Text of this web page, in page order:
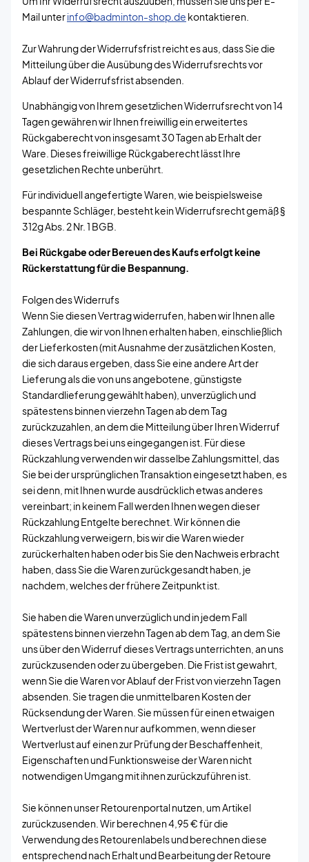
Mail unterinfo@badminton-shop.de kontaktieren.
Zur Wahrung der Widerrufsfrist reicht es aus, dass Sie die
Mitteilung über die Ausübung des Widerrufsrechts vor
Ablauf der Widerrufsfrist absenden.
Unabhängig von Ihrem gesetzlichen Widerrufsrecht von 14
Tagen gewähren wir Ihnen freiwillig ein erweitertes
Rückgaberecht von insgesamt 30 Tagen ab Erhalt der
Ware. Dieses freiwillige Rückgaberecht lässt Ihre
gesetzlichen Rechte unberührt.
Für individuell angefertigte Waren, wie beispielsweise
bespannte Schläger, besteht kein Widerrufsrecht gemäß §
312g Abs. 2 Nr. 1 BGB.
Bei Rückgabe oder Bereuen des Kaufs erfolgt keine
Rückerstattung für die Bespannung.
Folgen des Widerrufs
Wenn Sie diesen Vertrag widerrufen, haben wir Ihnen alle
Zahlungen, die wir von Ihnen erhalten haben, einschließlich
der Lieferkosten (mit Ausnahme der zusätzlichen Kosten,
die sich daraus ergeben, dass Sie eine andere Art der
Lieferung als die von uns angebotene, günstigste
Standardlieferung gewählt haben), unverzüglich und
spätestens binnen vierzehn Tagen ab dem Tag
zurückzuzahlen, an dem die Mitteilung über Ihren Widerruf
dieses Vertrags bei uns eingegangen ist. Für diese
Rückzahlung verwenden wir dasselbe Zahlungsmittel, das
Sie bei der ursprünglichen Transaktion eingesetzt haben, es
sei denn, mit Ihnen wurde ausdrücklich etwas anderes
vereinbart; in keinem Fall werden Ihnen wegen dieser
Rückzahlung Entgelte berechnet. Wir können die
Rückzahlung verweigern, bis wir die Waren wieder
zurückerhalten haben oder bis Sie den Nachweis erbracht
haben, dass Sie die Waren zurückgesandt haben, je
nachdem, welches der frühere Zeitpunkt ist.
Sie haben die Waren unverzüglich und in jedem Fall
spätestens binnen vierzehn Tagen ab dem Tag, an dem Sie
uns über den Widerruf dieses Vertrags unterrichten, an uns
zurückzusenden oder zu übergeben. Die Frist ist gewahrt,
wenn Sie die Waren vor Ablauf der Frist von vierzehn Tagen
absenden. Sie tragen die unmittelbaren Kosten der
Rücksendung der Waren. Sie müssen für einen etwaigen
Wertverlust der Waren nur aufkommen, wenn dieser
Wertverlust auf einen zur Prüfung der Beschaffenheit,
Eigenschaften und Funktionsweise der Waren nicht
notwendigen Umgang mit ihnen zurückzuführen ist.
Sie können unser Retourenportal nutzen, um Artikel
zurückzusenden. Wir berechnen 4,95 € für die
Verwendung des Retourenlabels und berechnen diese
entsprechend nach Erhalt und Bearbeitung der Retoure